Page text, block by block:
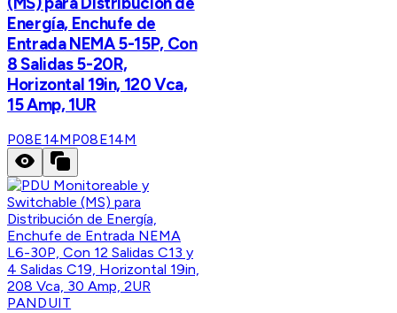
Energía, Enchufe de
Entrada NEMA 5-15P, Con
8 Salidas 5-20R,
Horizontal 19in, 120 Vca,
15 Amp, 1UR
P08E14MP08E14M
PANDUIT